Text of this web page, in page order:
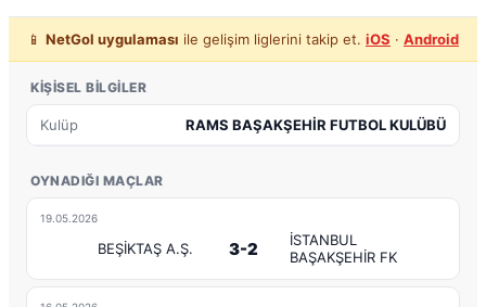
📱 NetGol uygulaması ile gelişim liglerini takip et. iOS · Android
KIŞISEL BILGILER
Kulüp RAMS BAŞAKŞEHİR FUTBOL KULÜBÜ
OYNADIĞI MAÇLAR
19.05.2026
BEŞİKTAŞ A.Ş. 3-2
İSTANBUL
BAŞAKŞEHİR FK